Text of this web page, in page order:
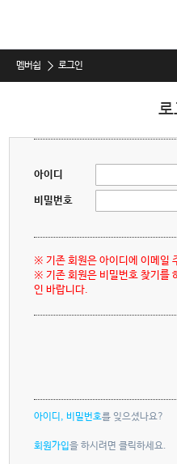
멤버쉽 로그인
회원정보찾기
비급여진료비
로
아이디
비밀번호
※ 기존 회원은 아이디에 이메일
※ 기존 회원은 비밀번호 찾기를
인 바랍니다.
아이디, 비밀번호를 잊으셨나요?
회원가입을 하시려면 클릭하세요.